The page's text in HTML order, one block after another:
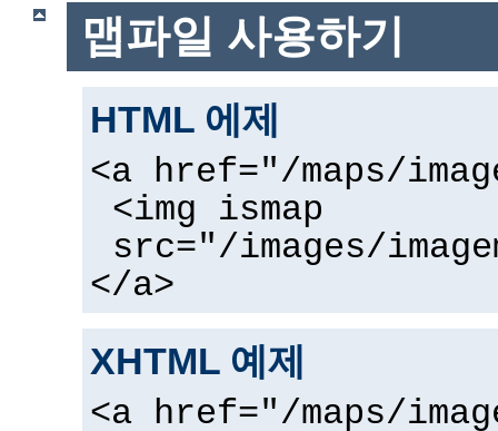
맵파일 사용하기
HTML 에제
<a href="/maps/
<img ismap
src="/images/
</a>
XHTML 예제
<a href="/maps/